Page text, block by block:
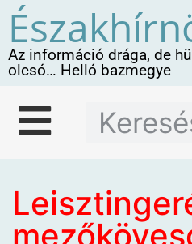
Az információ drága, de
olcsó… Helló bazmegye